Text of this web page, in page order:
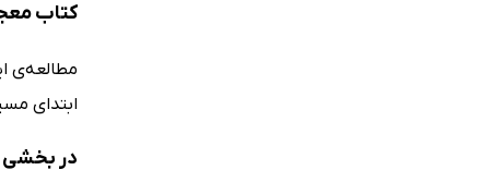
کتاب
مطالعه‌ی
ابتدای
در بخشی